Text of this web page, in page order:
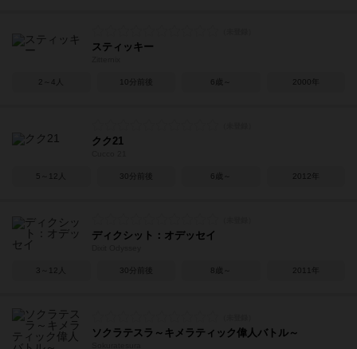
スティッキー
2～4人 10分前後 6歳～ 2000年
クク21
5～12人 30分前後 6歳～ 2012年
ディクシット：オデッセイ
3～12人 30分前後 8歳～ 2011年
ソクラテスラ～キメラティック偉人バトル～